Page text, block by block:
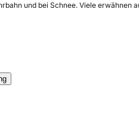
und bei Schnee. Viele erwähnen